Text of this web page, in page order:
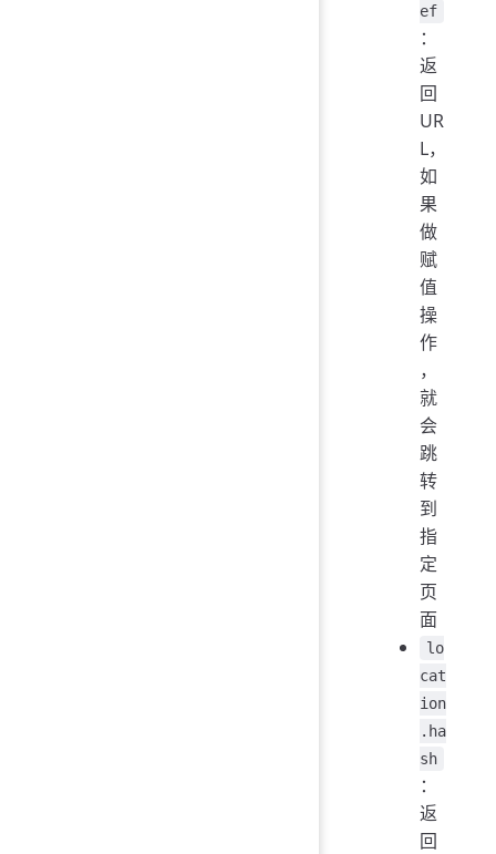
ef
：
返
回
UR
L，
如
果
做
赋
值
操
作
，
就
会
跳
转
到
指
定
页
面
lo
cat
ion
.ha
sh
：
返
回